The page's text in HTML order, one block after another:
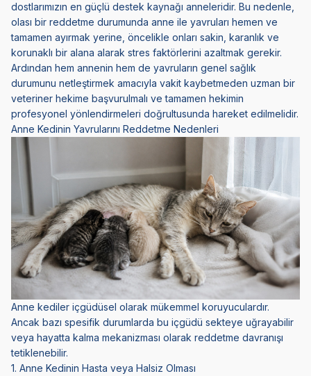
dostlarımızın en güçlü destek kaynağı anneleridir. Bu nedenle,
olası bir reddetme durumunda anne ile yavruları hemen ve
tamamen ayırmak yerine, öncelikle onları sakin, karanlık ve
korunaklı bir alana alarak stres faktörlerini azaltmak gerekir.
Ardından hem annenin hem de yavruların genel sağlık
durumunu netleştirmek amacıyla vakit kaybetmeden uzman bir
veteriner hekime başvurulmalı ve tamamen hekimin
profesyonel yönlendirmeleri doğrultusunda hareket edilmelidir.
Anne Kedinin Yavrularını Reddetme Nedenleri
Anne kediler içgüdüsel olarak mükemmel koruyuculardır.
Ancak bazı spesifik durumlarda bu içgüdü sekteye uğrayabilir
veya hayatta kalma mekanizması olarak reddetme davranışı
tetiklenebilir.
1. Anne Kedinin Hasta veya Halsiz Olması